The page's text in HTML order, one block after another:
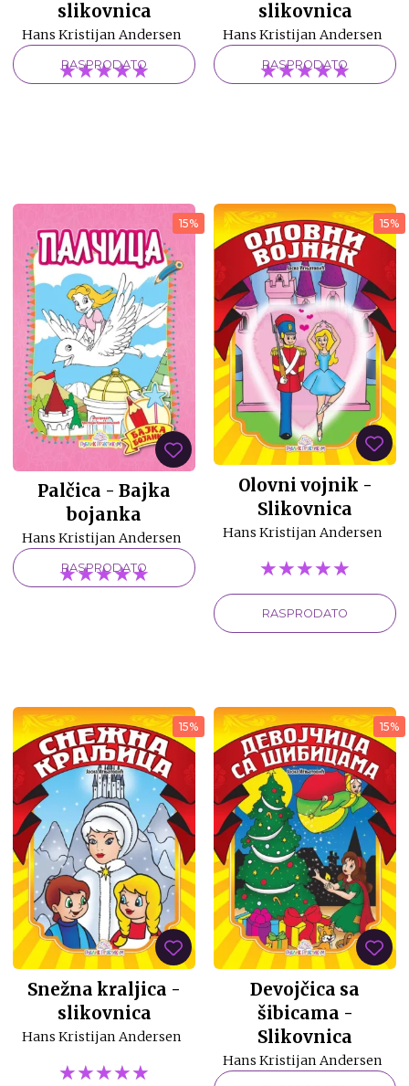
slikovnica
Hans Kristijan Andersen
★★★★★
★★★★★
★★★★★
RASPRODATO
slikovnica
Hans Kristijan Andersen
★★★★★
★★★★★
★★★★★
RASPRODATO
15%
Palčica - Bajka
bojanka
Hans Kristijan Andersen
★★★★★
★★★★★
★★★★★
RASPRODATO
15%
Olovni vojnik -
Slikovnica
Hans Kristijan Andersen
★★★★★
★★★★★
★★★★★
RASPRODATO
15%
Snežna kraljica -
slikovnica
Hans Kristijan Andersen
★★★★★
★★★★★
★★★★★
15%
Devojčica sa
šibicama -
Slikovnica
Hans Kristijan Andersen